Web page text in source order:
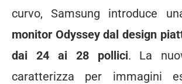
curvo, Samsung introduce
monitor Odyssey dal design
dai 24 ai 28 pollici. La
caratterizza per immagini